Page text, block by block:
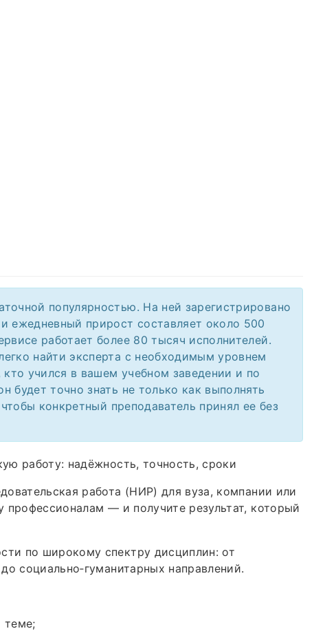
популярностью. На ней зарегистрировано
ежедневный прирост составляет около 500
работает более 80 тысяч исполнителей.
найти эксперта с необходимым уровнем
учился в вашем учебном заведении и по
будет точно знать не только как выполнять
конкретный преподаватель принял ее без
работу: надёжность, точность, сроки
работа (НИР) для вуза, компании или
профессионалам — и получите результат, который
по широкому спектру дисциплин: от
социально‑гуманитарных направлений.
теме;